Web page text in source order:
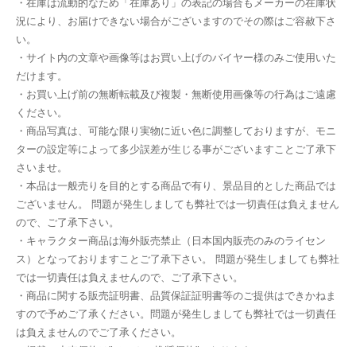
・在庫は流動的なため「在庫あり」の表記の場合もメーカーの在庫状
況により、お届けできない場合がございますのでその際はご容赦下さ
い。
・サイト内の文章や画像等はお買い上げのバイヤー様のみご使用いた
だけます。
・お買い上げ前の無断転載及び複製・無断使用画像等の行為はご遠慮
ください。
・商品写真は、可能な限り実物に近い色に調整しておりますが、モニ
ターの設定等によって多少誤差が生じる事がございますことご了承下
さいませ。
・本品は一般売りを目的とする商品で有り、景品目的とした商品では
ございません。 問題が発生しましても弊社では一切責任は負えません
ので、ご了承下さい。
・キャラクター商品は海外販売禁止（日本国内販売のみのライセン
ス）となっておりますことご了承下さい。 問題が発生しましても弊社
では一切責任は負えませんので、ご了承下さい。
・商品に関する販売証明書、品質保証証明書等のご提供はできかねま
すので予めご了承ください。問題が発生しましても弊社では一切責任
は負えませんのでご了承ください。